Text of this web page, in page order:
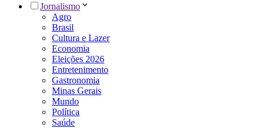
Jornalismo
Agro
Brasil
Cultura e Lazer
Economia
Eleições 2026
Entretenimento
Gastronomia
Minas Gerais
Mundo
Política
Saúde